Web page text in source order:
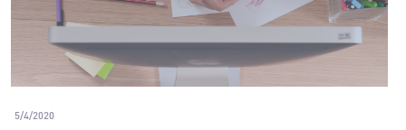
5/4/2020